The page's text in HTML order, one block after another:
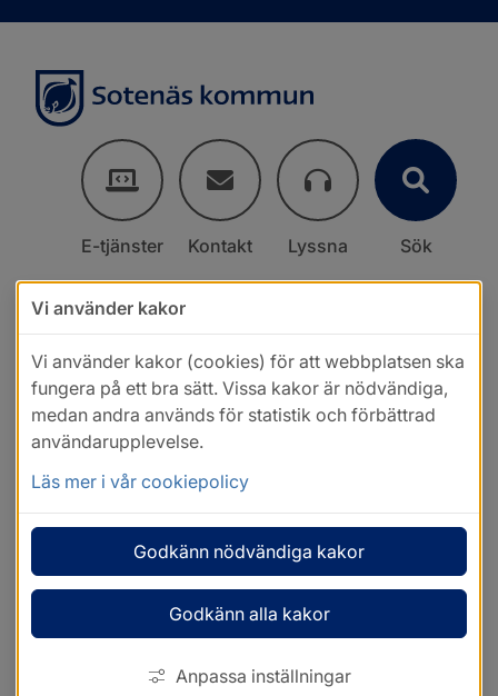
E-tjänster Kontakt Lyssna Sök
Vi använder kakor
Vi använder kakor (cookies) för att webbplatsen ska
fungera på ett bra sätt. Vissa kakor är nödvändiga,
medan andra används för statistik och förbättrad
användarupplevelse.
Läs mer i vår cookiepolicy
Godkänn nödvändiga kakor
Godkänn alla kakor
Anpassa inställningar